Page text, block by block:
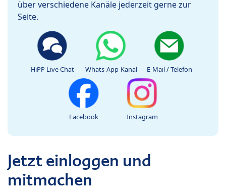
über verschiedene Kanäle jederzeit gerne zur
Seite.
HiPP Live Chat Whats-App-Kanal E-Mail / Telefon
Facebook Instagram
Jetzt einloggen und
mitmachen